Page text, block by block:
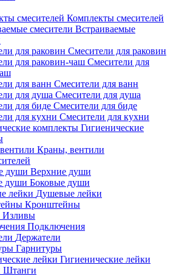
Комплекты смесителей
Встраиваемые
Смесители для раковин
Смесители для
Смесители для ванн
Смесители для душа
Смесители для биде
Смесители для кухни
Гигиенические
Краны, вентили
Верхние души
Боковые души
Душевые лейки
Кронштейны
Изливы
Подключения
Держатели
Гарнитуры
Гигиенические лейки
Штанги